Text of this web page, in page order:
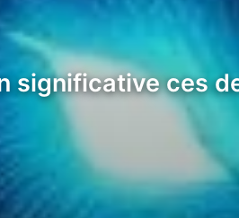
significative ces